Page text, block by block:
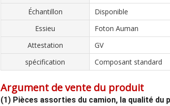
Échantillon Disponible
Essieu
Foton Auman
Attestation
GV
spécification
Composant standard
Argument de vente du produit
(1) Pièces assorties du camion, la qualité du